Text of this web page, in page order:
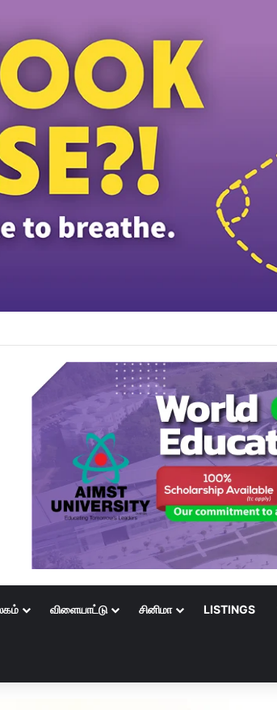
விளையாட்டு சினிமா LISTINGS